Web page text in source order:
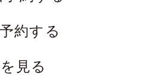
約する
見る